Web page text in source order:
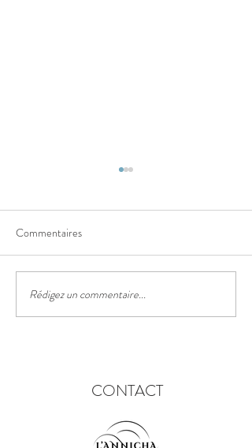
Le festival des lanternes
chinoises
Commentaires
Rédigez un commentaire...
CONTACT